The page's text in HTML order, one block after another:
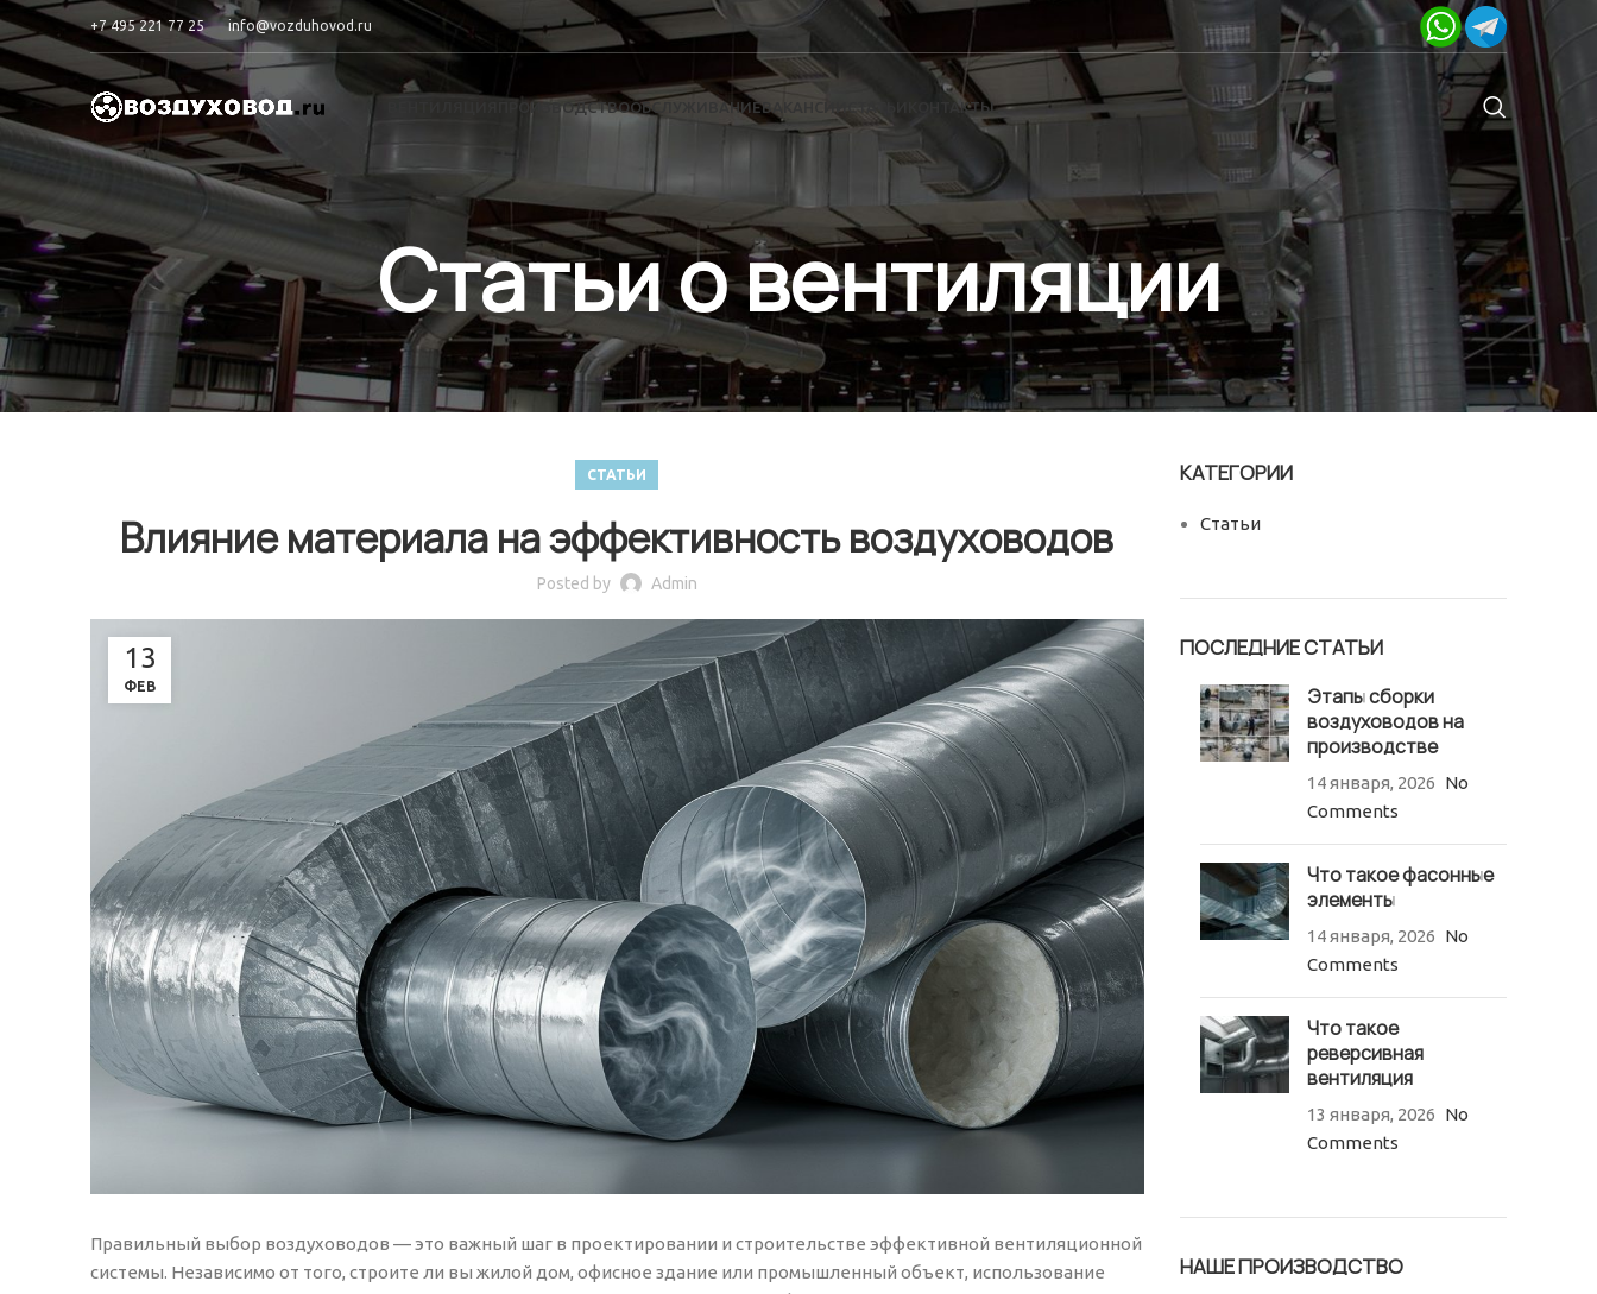
+7 495 221 77 25 info@vozduhovod.ru
ПРОИЗВОДСТВООБСЛУЖИВАНИЕВАКАНСИИ КОНТАКТЫ
Статьи о вентиляции
СТАТЬИ
Влияние материала на эффективность воздуховодов
Posted by Admin
13
ФЕВ
Правильный выбор воздуховодов — это важный шаг в проектировании и строительстве эффективной вентиляционной
системы. Независимо от того, строите ли вы жилой дом, офисное здание или промышленный объект, использование
КАТЕГОРИИ
Статьи
ПОСЛЕДНИЕ СТАТЬИ
Этапы сборки
воздуховодов на
производстве
14 января, 2026 No
Comments
Что такое фасонные
элементы
14 января, 2026 No
Comments
Что такое
реверсивная
вентиляция
13 января, 2026 No
Comments
НАШЕ ПРОИЗВОДСТВО